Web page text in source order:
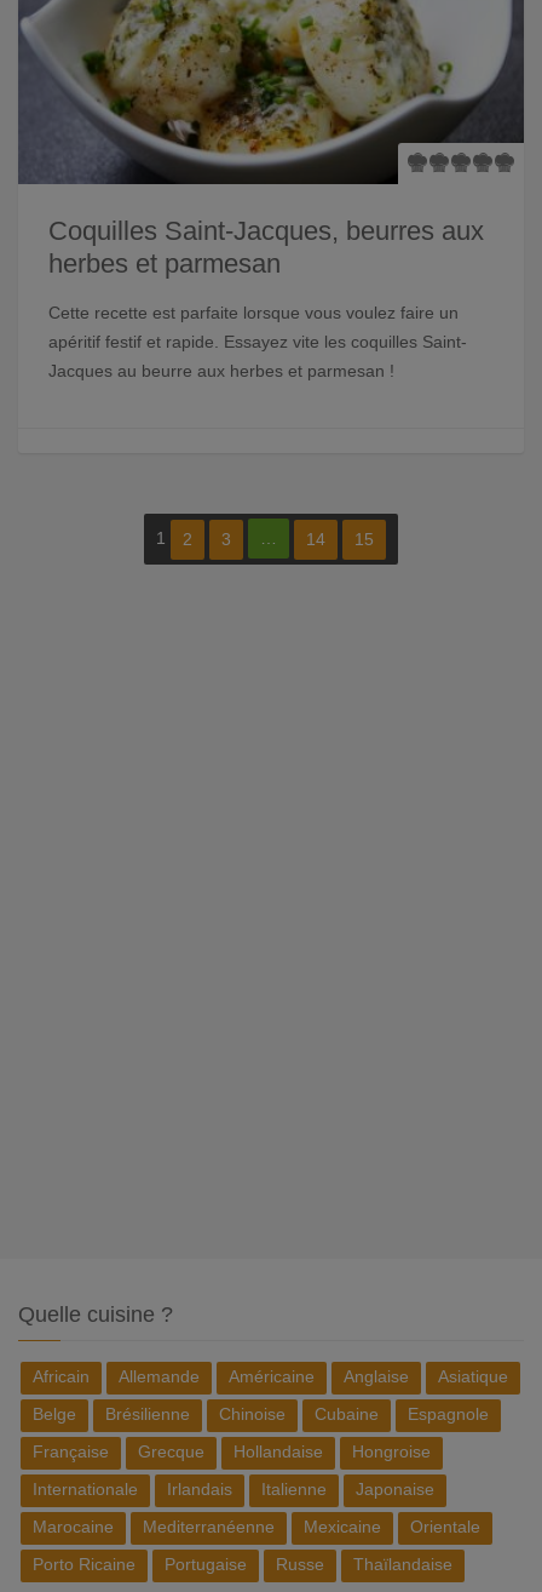
Coquilles Saint-Jacques, beurres aux
herbes et parmesan
Cette recette est parfaite lorsque vous voulez faire un
apéritif festif et rapide. Essayez vite les coquilles Saint-
Jacques au beurre aux herbes et parmesan !
1 2 3 … 14 15
Quelle cuisine ?
Africain Allemande Américaine Anglaise
Asiatique
Belge
Brésilienne Chinoise Cubaine
Espagnole
Française
Grecque Hollandaise
Hongroise
Internationale
Irlandais Italienne
Japonaise
Marocaine
Mediterranéenne Mexicaine
Orientale
Porto Ricaine
Portugaise Russe Thaïlandaise